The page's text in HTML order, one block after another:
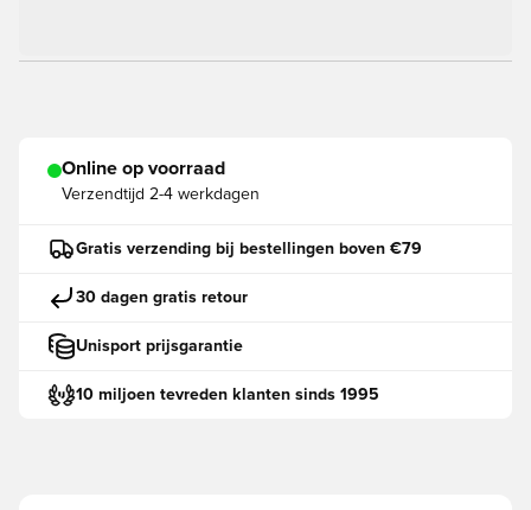
Online op voorraad
Verzendtijd 2-4 werkdagen
Gratis verzending bij bestellingen boven €79
30 dagen gratis retour
Unisport prijsgarantie
10 miljoen tevreden klanten sinds 1995